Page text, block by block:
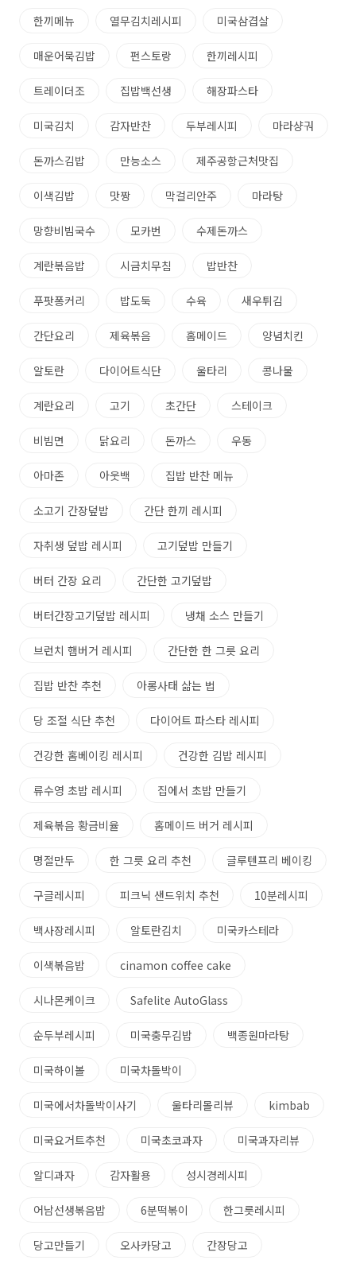
한끼메뉴 열무김치레시피 미국삼겹살
매운어묵김밥 펀스토랑 한끼레시피
트레이더조 집밥백선생 해장파스타
미국김치 감자반찬 두부레시피 마라샹궈
돈까스김밥 만능소스 제주공항근처맛집
이색김밥 맛짱 막걸리안주 마라탕
망향비빔국수 모카번 수제돈까스
계란볶음밥 시금치무침 밥반찬
푸팟퐁커리 밥도둑 수육 새우튀김
간단요리 제육볶음 홈메이드 양념치킨
알토란 다이어트식단 울타리 콩나물
계란요리 고기 초간단 스테이크
비빔면 닭요리 돈까스 우동
아마존 아웃백 집밥 반찬 메뉴
소고기 간장덮밥 간단 한끼 레시피
자취생 덮밥 레시피 고기덮밥 만들기
버터 간장 요리 간단한 고기덮밥
버터간장고기덮밥 레시피 냉채 소스 만들기
브런치 햄버거 레시피 간단한 한 그릇 요리
집밥 반찬 추천 아롱사태 삶는 법
당 조절 식단 추천 다이어트 파스타 레시피
건강한 홈베이킹 레시피 건강한 김밥 레시피
류수영 초밥 레시피 집에서 초밥 만들기
제육볶음 황금비율 홈메이드 버거 레시피
명절만두 한 그릇 요리 추천 글루텐프리 베이킹
구글레시피 피크닉 샌드위치 추천 10분레시피
백사장레시피 알토란김치 미국카스테라
이색볶음밥 cinamon coffee cake
시나몬케이크 Safelite AutoGlass
순두부레시피 미국충무김밥 백종원마라탕
미국하이볼 미국차돌박이
미국에서차돌박이사기 울타리몰리뷰 kimbab
미국요거트추천 미국초코과자 미국과자리뷰
알디과자 감자활용 성시경레시피
어남선생볶음밥 6분떡볶이 한그릇레시피
당고만들기 오사카당고 간장당고